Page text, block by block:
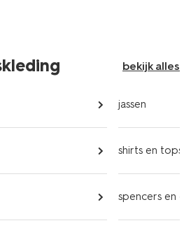
bekijk alles
jassen
shirts en tops
spencers en